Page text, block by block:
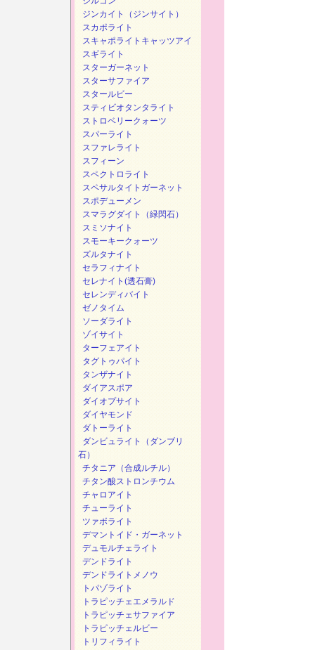
ジンカイト（ジンサイト）
スカポライト
スキャポライトキャッツアイ
スギライト
スターガーネット
スターサファイア
スタールビー
スティビオタンタライト
ストロベリークォーツ
スパーライト
スファレライト
スフィーン
スペクトロライト
スペサルタイトガーネット
スポデューメン
スマラグダイト（緑閃石）
スミソナイト
スモーキークォーツ
ズルタナイト
セラフィナイト
セレナイト(透石膏)
セレンディバイト
ゼノタイム
ソーダライト
ゾイサイト
ターフェアイト
タグトゥパイト
タンザナイト
ダイアスポア
ダイオプサイト
ダイヤモンド
ダトーライト
ダンビュライト（ダンブリ
石）
チタニア（合成ルチル）
チタン酸ストロンチウム
チャロアイト
チューライト
ツァボライト
デマントイド・ガーネット
デュモルチェライト
デンドライト
デンドライトメノウ
トパゾライト
トラピッチェエメラルド
トラピッチェサファイア
トラピッチェルビー
トリフィライト